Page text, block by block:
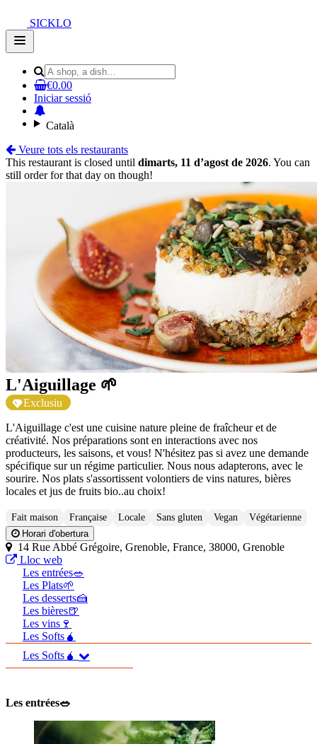
SICKLO
Open
main
€0.00
Iniciar sessió
Català
Veure tots els restaurants
This restaurant is closed until dimarts, 11 d’agost de 2026. You can
still order for that day on though!
L'Aiguillage 🌱
Exclusiu
L'Aiguillage c'est une cuisine nature pleine de fraîcheur et de
créativité. Nos préparations sont en interactions avec nos
producteurs, les saisons, et vous! N'hésitez pas si avez une demande
spécifique sur un régime particulier. Nous nous adapterons, avec le
sourire. Nos plats s'assortissent volontiers de vins natures, bières
locales et jus de fruits bio..au choix!
Fait maison Française Locale Sans gluten Vegan
Végétarienne
Horari d'obertura
14 Rue Abbé Grégoire, Grenoble, France, 38000, Grenoble
Lloc web
Les entrées🥗
Les Plats🌱
Les desserts🍰
Les bières🍺
Les vins🍷
Les Softs🧉
Les Softs🧉
Les entrées🥗